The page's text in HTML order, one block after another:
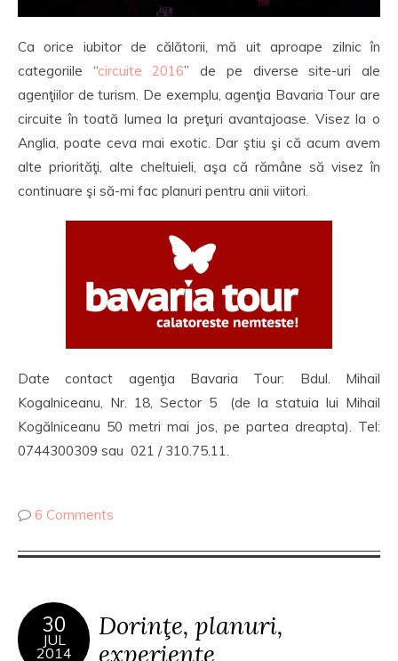
Ca orice iubitor de călătorii, mă uit aproape zilnic în
categoriile “circuite 2016” de pe diverse site-uri ale
agenţiilor de turism. De exemplu, agenţia Bavaria Tour are
circuite în toată lumea la preţuri avantajoase. Visez la o
Anglia, poate ceva mai exotic. Dar ştiu şi că acum avem
alte priorităţi, alte cheltuieli, aşa că rămâne să visez în
continuare şi să-mi fac planuri pentru anii viitori.
Date contact agenţia Bavaria Tour: Bdul. Mihail
Kogalniceanu, Nr. 18, Sector 5 (de la statuia lui Mihail
Kogălniceanu 50 metri mai jos, pe partea dreapta). Tel:
0744300309 sau 021 / 310.75.11.
6 Comments
30
JUL
2014
Dorinţe, planuri,
experienţe